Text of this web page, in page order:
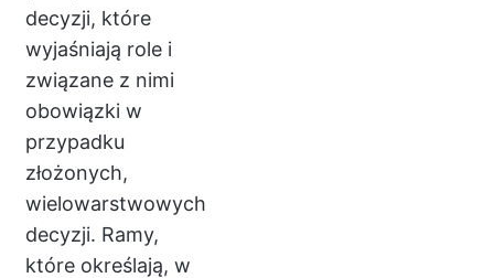
decyzji, które
wyjaśniają role i
związane z nimi
obowiązki w
przypadku
złożonych,
wielowarstwowych
decyzji. Ramy,
które określają, w